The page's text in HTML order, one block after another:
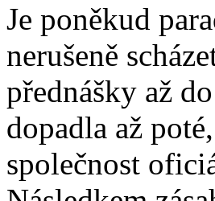
Je poněkud
nerušeně
přednášky až
dopadla až
společnost